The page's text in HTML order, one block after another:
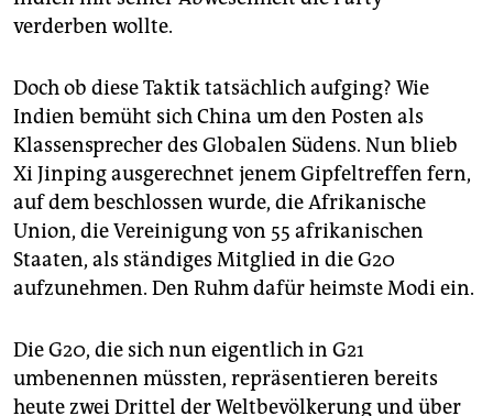
verderben wollte.
Doch ob diese Taktik tatsächlich aufging? Wie
Indien bemüht sich China um den Posten als
Klassensprecher des Globalen Südens. Nun blieb
Xi Jinping ausgerechnet jenem Gipfeltreffen fern,
auf dem beschlossen wurde, die Afrikanische
Union, die Vereinigung von 55 afrikanischen
Staaten, als ständiges Mitglied in die G20
aufzunehmen. Den Ruhm dafür heimste Modi ein.
Die G20, die sich nun eigentlich in G21
umbenennen müssten, repräsentieren bereits
heute zwei Drittel der Weltbevölkerung und über